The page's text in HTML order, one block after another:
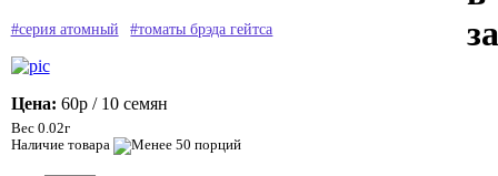
#серия атомный #томаты брэда гейтса
Цена: 60р / 10 семян
Вес 0.02г
Наличие товара